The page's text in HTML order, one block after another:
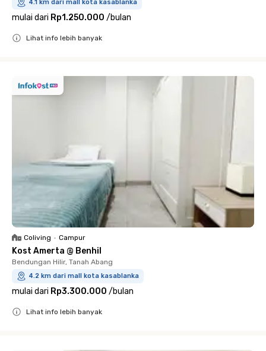
4.1 km dari mall kota kasablanka
mulai dari Rp1.250.000 /bulan
Lihat info lebih banyak
Coliving • Campur
Kost Amerta @ Benhil
Bendungan Hilir, Tanah Abang
4.2 km dari mall kota kasablanka
mulai dari Rp3.300.000 /bulan
Lihat info lebih banyak